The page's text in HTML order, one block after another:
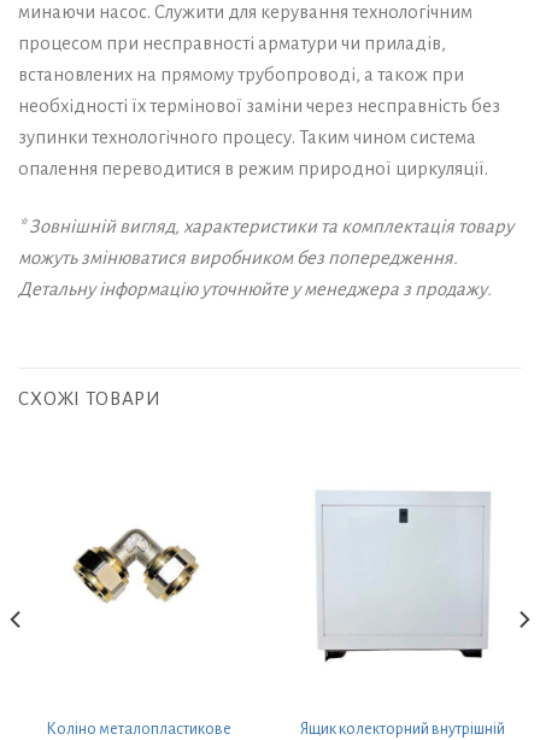
минаючи насос. Служити для керування технологічним
процесом при несправності арматури чи приладів,
встановлених на прямому трубопроводі, а також при
необхідності їх термінової заміни через несправність без
зупинки технологічного процесу. Таким чином система
опалення переводитися в режим природної циркуляції.
* Зовнішній вигляд, характеристики та комплектація товару
можуть змінюватися виробником без попередження.
Детальну інформацію уточнюйте у менеджера з продажу.
СХОЖІ ТОВАРИ
Коліно металопластикове Ящик колекторний внутрішній